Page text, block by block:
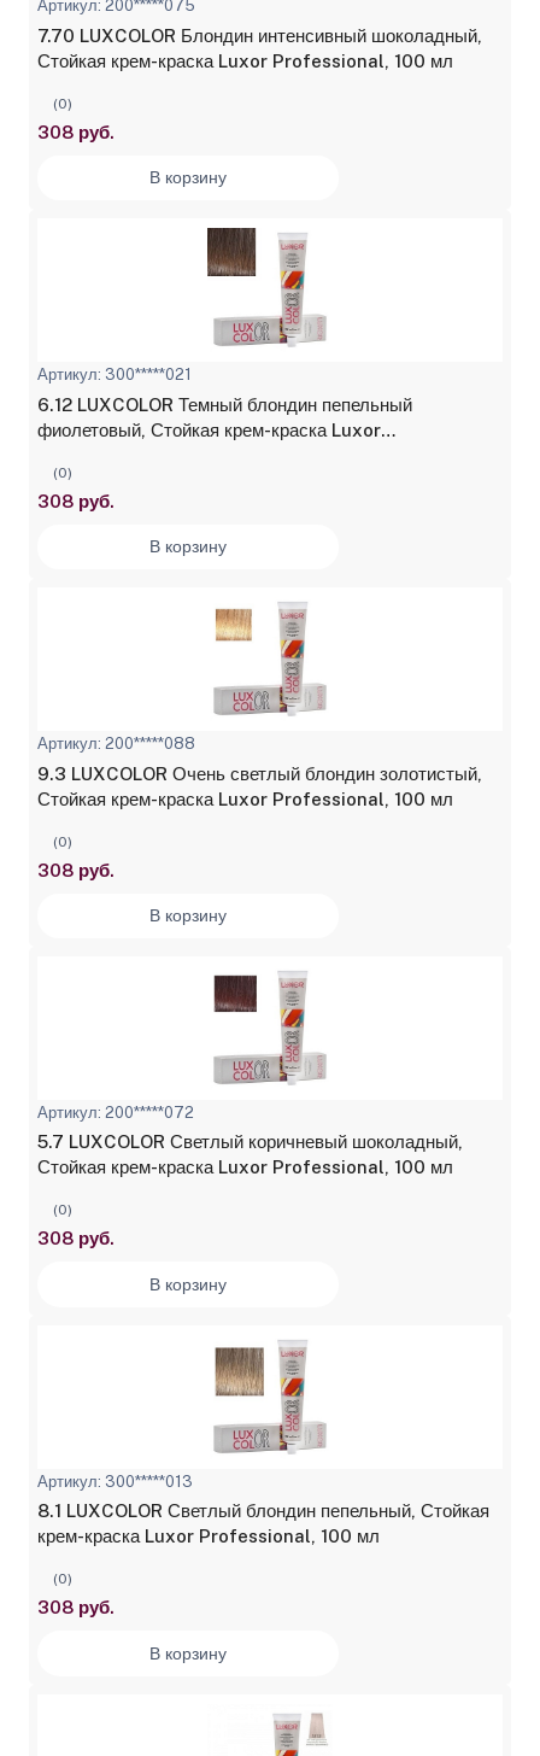
Артикул: 200*****075
7.70 LUXCOLOR Блондин интенсивный шоколадный,
Стойкая крем-краска Luxor Professional, 100 мл
(0)
308 руб.
В корзину
Артикул: 300*****021
6.12 LUXCOLOR Темный блондин пепельный
фиолетовый, Стойкая крем-краска Luxor
(0)
308 руб.
В корзину
Артикул: 200*****088
9.3 LUXCOLOR Очень светлый блондин золотистый,
Стойкая крем-краска Luxor Professional, 100 мл
(0)
308 руб.
В корзину
Артикул: 200*****072
5.7 LUXCOLOR Светлый коричневый шоколадный,
Стойкая крем-краска Luxor Professional, 100 мл
(0)
308 руб.
В корзину
Артикул: 300*****013
8.1 LUXCOLOR Светлый блондин пепельный, Стойкая
крем-краска Luxor Professional, 100 мл
(0)
308 руб.
В корзину